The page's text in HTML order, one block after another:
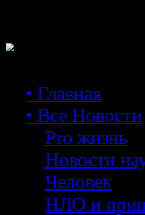
• Главная
• Все Новости
Pro жизнь
Новости
Человек
НЛО и